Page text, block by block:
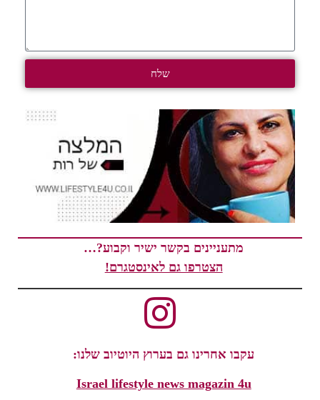
שלח
מתעניינים בקשר ישיר וקבוע?…
הצטרפו גם לאינסטגרם!
עקבו אחרינו גם בערוץ היוטיוב שלנו:
Israel lifestyle news magazin 4u